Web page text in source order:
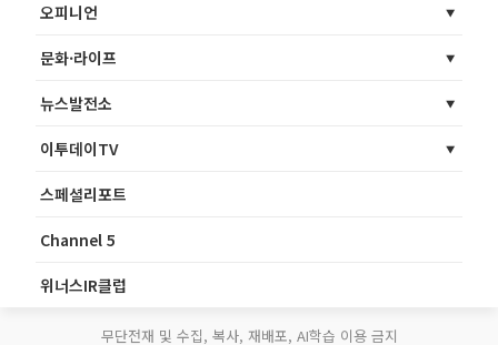
오피니언
문화·라이프
뉴스발전소
이투데이TV
스페셜리포트
Channel 5
위너스IR클럽
무단전재 및 수집, 복사, 재배포, AI학습 이용 금지